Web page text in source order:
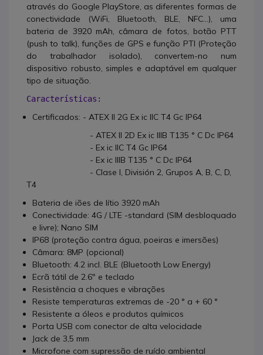
através do Google PlayStore, as diferentes formas de
conectividade (WiFi, Bluetooth, BLE, NFC...), uma
bateria de 3920 mAh, câmara de fotos, botão PTT
(push to talk), funções de GPS e função PTI (Proteção
do trabalhador isolado), convertem-no num
dispositivo robusto, simples e adaptável em qualquer
tipo de situação.
Características:
Certificados: - ATEX II 2G Ex ic IIC T4 Gc IP64
- ATEX II 2D Ex ic IIIB T135 ° C Dc IP64
- Ex ic IIC T4 Gc IP64
- Ex ic IIIB T135 ° C Dc IP64
- Clase I, División 2, Grupos A, B, C, D,
T4
Bateria de iões de lítio 3920 mAh
Conectividade: 4G / LTE -standard (SIM desbloquado
e livre); Nano SIM
IP68 (proteção contra água, poeiras e imersões)
Câmara: 8MP (opcional)
Bluetooth: 4.2 incl. BLE (Bluetooth Low Energy)
Ecrã tátil de 2.6" e teclado
Resistência a choques e vibrações
Resiste temperaturas extremas de -20 ° a + 60 °
Resistente a óleos e produtos químicos
Porta USB com conector de alta velocidade
Jack de 3,5 mm
Microfone com supressão de ruído ambiental